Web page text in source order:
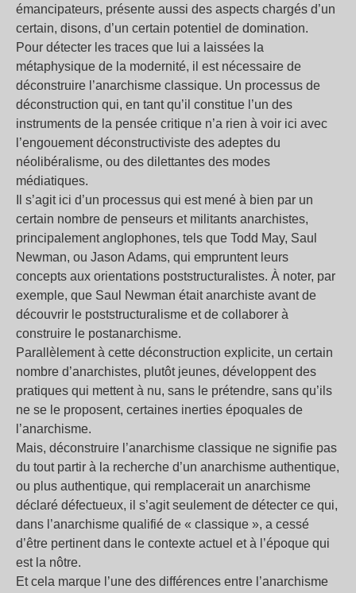
émancipateurs, présente aussi des aspects chargés d’un
certain, disons, d’un certain potentiel de domination.
Pour détecter les traces que lui a laissées la
métaphysique de la modernité, il est nécessaire de
déconstruire l’anarchisme classique. Un processus de
déconstruction qui, en tant qu’il constitue l’un des
instruments de la pensée critique n’a rien à voir ici avec
l’engouement déconstructiviste des adeptes du
néolibéralisme, ou des dilettantes des modes
médiatiques.
Il s’agit ici d’un processus qui est mené à bien par un
certain nombre de penseurs et militants anarchistes,
principalement anglophones, tels que Todd May, Saul
Newman, ou Jason Adams, qui empruntent leurs
concepts aux orientations poststructuralistes. À noter, par
exemple, que Saul Newman était anarchiste avant de
découvrir le poststructuralisme et de collaborer à
construire le postanarchisme.
Parallèlement à cette déconstruction explicite, un certain
nombre d’anarchistes, plutôt jeunes, développent des
pratiques qui mettent à nu, sans le prétendre, sans qu’ils
ne se le proposent, certaines inerties époquales de
l’anarchisme.
Mais, déconstruire l’anarchisme classique ne signifie pas
du tout partir à la recherche d’un anarchisme authentique,
ou plus authentique, qui remplacerait un anarchisme
déclaré défectueux, il s’agit seulement de détecter ce qui,
dans l’anarchisme qualifié de « classique », a cessé
d’être pertinent dans le contexte actuel et à l’époque qui
est la nôtre.
Et cela marque l’une des différences entre l’anarchisme